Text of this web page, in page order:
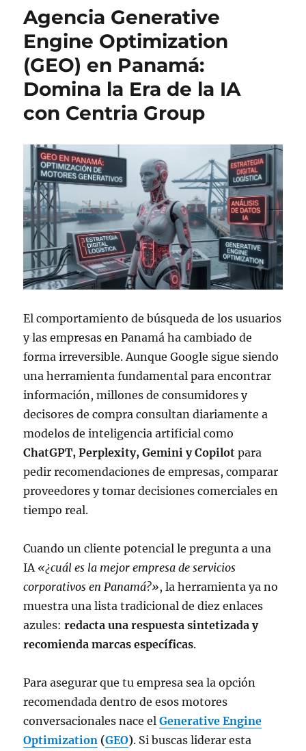
Agencia Generative
Engine Optimization
(GEO) en Panamá:
Domina la Era de la IA
con Centria Group
El comportamiento de búsqueda de los usuarios
y las empresas en Panamá ha cambiado de
forma irreversible. Aunque Google sigue siendo
una herramienta fundamental para encontrar
información, millones de consumidores y
decisores de compra consultan diariamente a
modelos de inteligencia artificial como
ChatGPT, Perplexity, Gemini y Copilot para
pedir recomendaciones de empresas, comparar
proveedores y tomar decisiones comerciales en
tiempo real.
Cuando un cliente potencial le pregunta a una
IA «¿cuál es la mejor empresa de servicios
corporativos en Panamá?», la herramienta ya no
muestra una lista tradicional de diez enlaces
azules:redacta una respuesta sintetizada y
recomienda marcas específicas.
Para asegurar que tu empresa sea la opción
recomendada dentro de esos motores
conversacionales nace elGenerative Engine
Optimization (GEO). Si buscas liderar esta